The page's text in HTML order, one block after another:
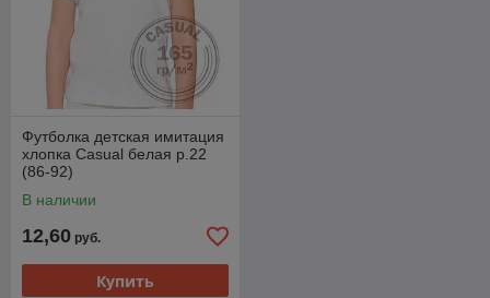
Футболка детская имитация
хлопка Casual белая р.22
(86-92)
В наличии
12,60 руб.
Купить